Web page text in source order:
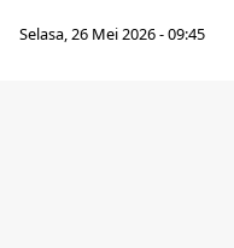
Selasa, 26 Mei 2026 - 09:45